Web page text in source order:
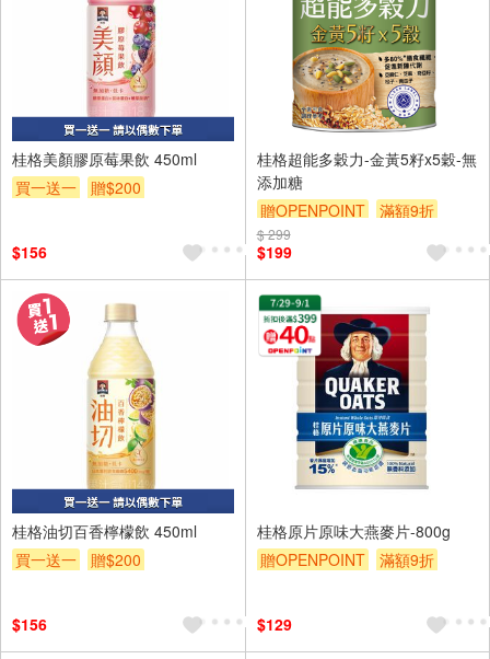
桂格美顏膠原莓果飲 450ml
買一送一
贈$200
$156
桂格超能多穀力-金黃5籽x5穀-無
添加糖
贈OPENPOINT
滿額9折
贈$200
$ 299
$199
桂格油切百香檸檬飲 450ml
買一送一
贈$200
$156
桂格原片原味大燕麥片-800g
贈OPENPOINT
滿額9折
$129